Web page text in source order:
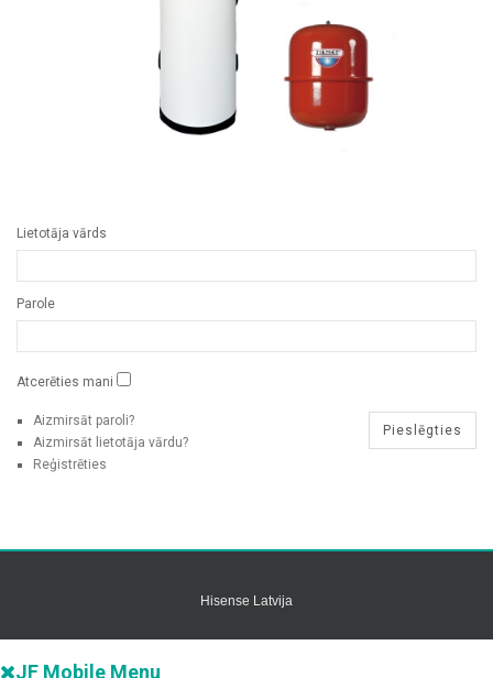
Lietotāja vārds
Parole
Atcerēties mani
Aizmirsāt paroli?
Aizmirsāt lietotāja vārdu?
Reģistrēties
Hisense Latvija
JF Mobile Menu